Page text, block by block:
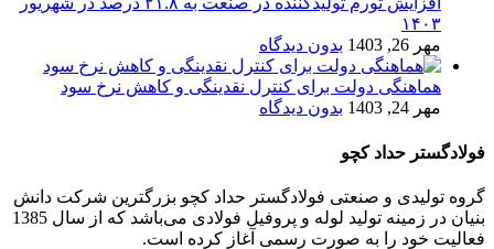
۱۴۰۳
مهر 26, 1403
بدون دیدگاه
هماهنگی دولت برای کنترل نقدینگی و کاهش نرخ سود
مهر 24, 1403
بدون دیدگاه
فولادگستر حداد کچو
گروه تولیدی و صنعتی فولادگستر حداد کچو بزرگترین شرکت دانش
بنیان در زمینه تولید لوله و پروفیل فولادی می‌باشد که از سال 1385
فعالیت خود را به صورت رسمی آغاز کرده است.